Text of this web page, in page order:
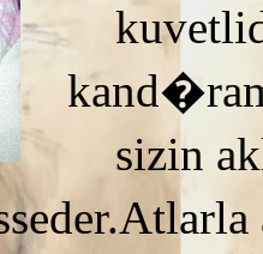
sizin